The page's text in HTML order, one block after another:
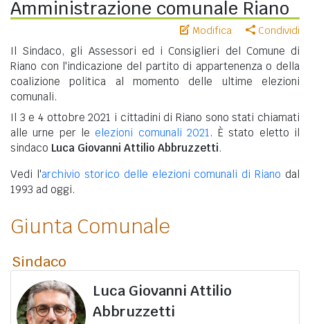
Amministrazione comunale Riano
Modifica Condividi
Il Sindaco, gli Assessori ed i Consiglieri del Comune di
Riano con l'indicazione del partito di appartenenza o della
coalizione politica al momento delle ultime elezioni
comunali.
Il 3 e 4 ottobre 2021 i cittadini di Riano sono stati chiamati
alle urne per le elezioni comunali 2021 . È stato eletto il
sindaco Luca Giovanni Attilio Abbruzzetti.
Vedi l'archivio storico delle elezioni comunali di Riano dal
1993 ad oggi.
Giunta Comunale
Sindaco
Luca Giovanni Attilio
Abbruzzetti